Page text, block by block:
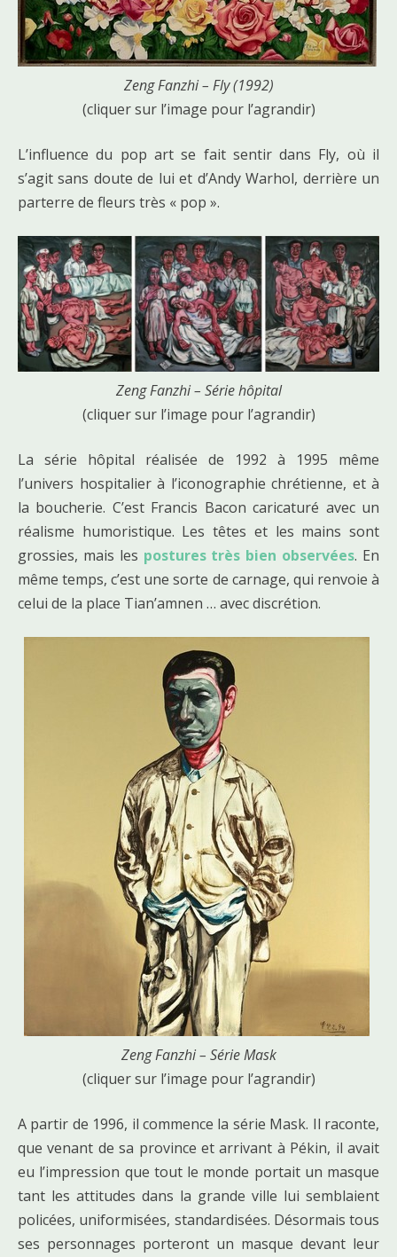
Zeng Fanzhi – Fly (1992)
(cliquer sur l’image pour l’agrandir)
L’influence du pop art se fait sentir dans Fly, où il
s’agit sans doute de lui et d’Andy Warhol, derrière un
parterre de fleurs très « pop ».
Zeng Fanzhi – Série hôpital
(cliquer sur l’image pour l’agrandir)
La série hôpital réalisée de 1992 à 1995 même
l’univers hospitalier à l’iconographie chrétienne, et à
la boucherie. C’est Francis Bacon caricaturé avec un
réalisme humoristique. Les têtes et les mains sont
grossies, mais les postures très bien observées. En
même temps, c’est une sorte de carnage, qui renvoie à
celui de la place Tian’amnen … avec discrétion.
Zeng Fanzhi – Série Mask
(cliquer sur l’image pour l’agrandir)
A partir de 1996, il commence la série Mask. Il raconte,
que venant de sa province et arrivant à Pékin, il avait
eu l’impression que tout le monde portait un masque
tant les attitudes dans la grande ville lui semblaient
policées, uniformisées, standardisées. Désormais tous
ses personnages porteront un masque devant leur